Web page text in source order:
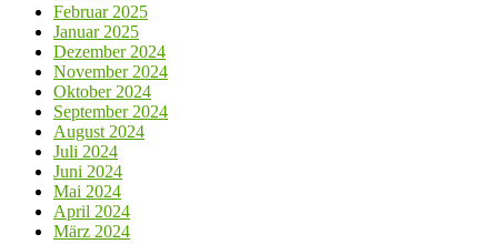
Februar 2025
Januar 2025
Dezember 2024
November 2024
Oktober 2024
September 2024
August 2024
Juli 2024
Juni 2024
Mai 2024
April 2024
März 2024